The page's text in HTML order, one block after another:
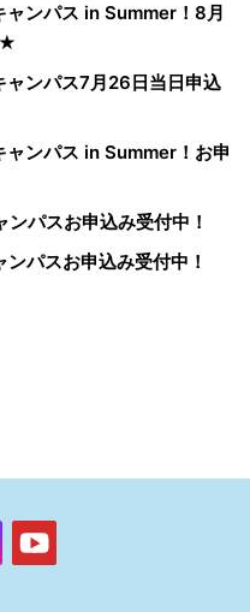
ンパス in Summer！8月
★
ンパス7月26日当日申込
ンパス in Summer！お申
パスお申込み受付中！
パスお申込み受付中！